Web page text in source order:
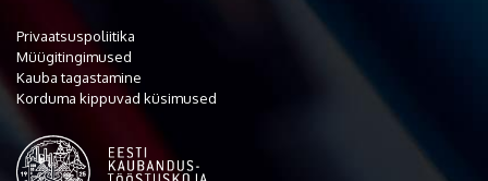
Privaatsuspoliitika
Müügitingimused
Kauba tagastamine
Korduma kippuvad küsimused